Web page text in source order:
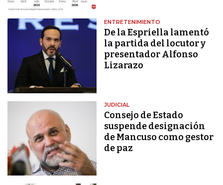
ENTRETENIMIENTO
De la Espriella lamentó
la partida del locutor y
presentador Alfonso
Lizarazo
JUDICIAL
Consejo de Estado
suspende designación
de Mancuso como gestor
de paz